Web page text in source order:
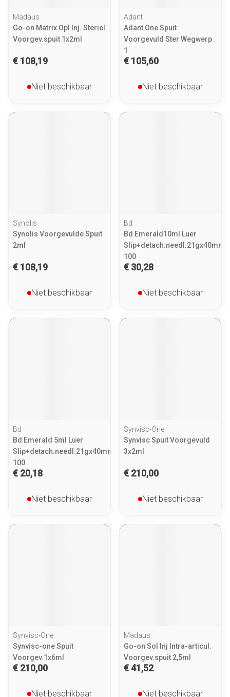
Madaus
Go-on Matrix Opl Inj. Steriel
Voorgev.spuit 1x2ml
€ 108,19
Niet beschikbaar
Adant
Adant One Spuit
Voorgevuld Ster Wegwerp
1
€ 105,60
Niet beschikbaar
Synolis
Synolis Voorgevulde Spuit
2ml
€ 108,19
Niet beschikbaar
Bd
Bd Emerald10ml Luer
Slip+detach.needl.21gx40mm
100
€ 30,28
Niet beschikbaar
Bd
Bd Emerald 5ml Luer
Slip+detach.needl.21gx40mm
100
€ 20,18
Niet beschikbaar
Synvisc-One
Synvisc Spuit Voorgevuld
3x2ml
€ 210,00
Niet beschikbaar
Synvisc-One
Synvisc-one Spuit
Voorgev.1x6ml
€ 210,00
Niet beschikbaar
Madaus
Go-on Sol Inj Intra-articul.
Voorgev.spuit 2,5ml
€ 41,52
Niet beschikbaar